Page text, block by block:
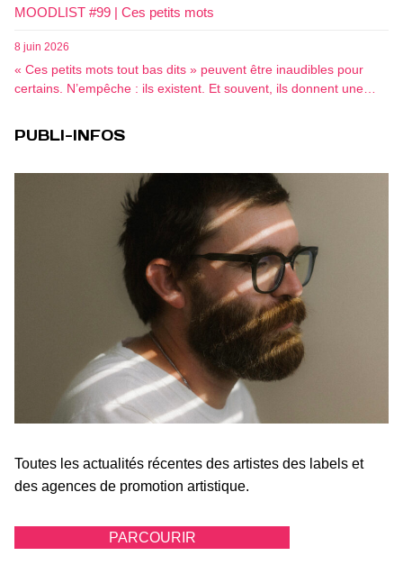
MOODLIST #99 | Ces petits mots
8 juin 2026
« Ces petits mots tout bas dits » peuvent être inaudibles pour
certains. N’empêche : ils existent. Et souvent, ils donnent une…
PUBLI-INFOS
Toutes les actualités récentes des artistes des labels et
des agences de promotion artistique.
PARCOURIR